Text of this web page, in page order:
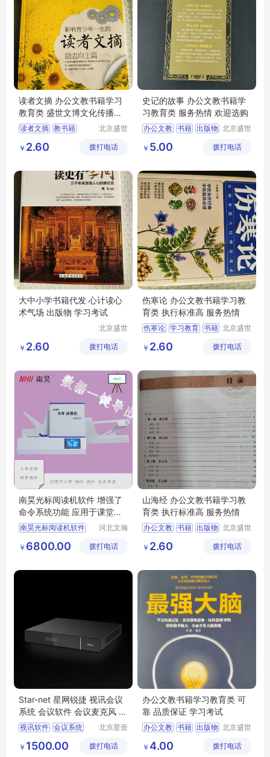
读者文摘 办公文教书籍学习
教育类 盛世文博文化传播中
心
读者文摘 教书籍
北京盛世
传播中心
￥ 2.60 拨打电话
史记的故事 办公文教书籍学
习教育类 服务热情 欢迎选购
办公文教 书籍 出版物 北京盛世
传播中心
￥ 5.00 拨打电话
大中小学书籍代发 心计读心
术气场 出版物 学习考试
北京盛世
传播中心
￥ 2.60 拨打电话
伤寒论 办公文教书籍学习教
育类 执行标准高 服务热情
伤寒论 学习教育 书籍 北京盛世
传播中心
￥ 2.60 拨打电话
南昊光标阅读机软件 增强了
命令系统功能 应用于课堂教
学环节中
南昊光标阅读机软件
选择题阅卷机
扫描仪阅卷
河北文瀚
技发展有
￥ 6800.00 拨打电话
山海经 办公文教书籍学习教
育类 执行标准高 服务热情
办公文教 书籍 出版物 北京盛世
传播中心
￥ 2.60 拨打电话
Star-net 星网锐捷 视讯会议
系统 会议软件 会议麦克风 视
讯软件
视讯软件 会议系统
北京星壹
公司
￥ 1500.00 拨打电话
办公文教书籍学习教育类 可
靠 品质保证 学习考试
办公文教 书籍 出版物 北京盛世
传播中心
￥ 4.00 拨打电话